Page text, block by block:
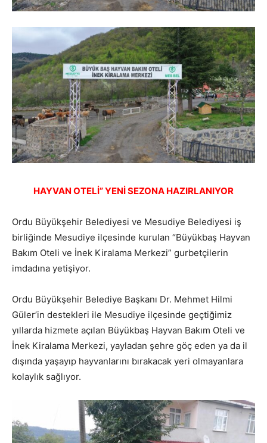
HAYVAN OTELİ” YENİ SEZONA HAZIRLANIYOR
Ordu Büyükşehir Belediyesi ve Mesudiye Belediyesi iş
birliğinde Mesudiye ilçesinde kurulan “Büyükbaş Hayvan
Bakım Oteli ve İnek Kiralama Merkezi” gurbetçilerin
imdadına yetişiyor.
Ordu Büyükşehir Belediye Başkanı Dr. Mehmet Hilmi
Güler’in destekleri ile Mesudiye ilçesinde geçtiğimiz
yıllarda hizmete açılan Büyükbaş Hayvan Bakım Oteli ve
İnek Kiralama Merkezi, yayladan şehre göç eden ya da il
dışında yaşayıp hayvanlarını bırakacak yeri olmayanlara
kolaylık sağlıyor.